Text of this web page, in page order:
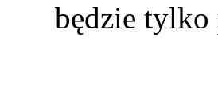
będzie tylko